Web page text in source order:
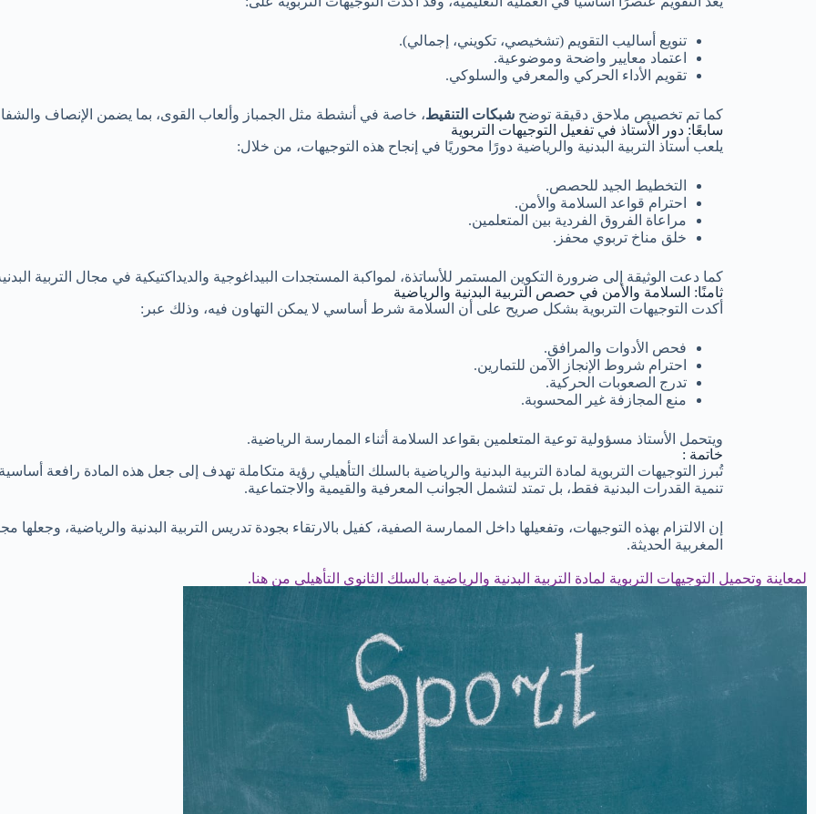
تنويع أساليب التقويم (تشخيصي، تكويني، إجمالي).
اعتماد معايير واضحة وموضوعية.
تقويم الأداء الحركي والمعرفي والسلوكي.
كما تم تخصيص ملاحق دقيقة توضح شبكات التنقيط، خاصة في أنشطة مثل الجمباز وألعاب القوى، بما يضمن الإنصاف
سابعًا: دور الأستاذ في تفعيل التوجيهات التربوية
يلعب أستاذ التربية البدنية والرياضية دورًا محوريًا في إنجاح هذه التوجيهات، من خلال:
التخطيط الجيد للحصص.
احترام قواعد السلامة والأمن.
مراعاة الفروق الفردية بين المتعلمين.
خلق مناخ تربوي محفز.
كما دعت الوثيقة إلى ضرورة التكوين المستمر للأساتذة، لمواكبة المستجدات البيداغوجية والديداكتيكية في مجال التربية
ثامنًا: السلامة والأمن في حصص التربية البدنية والرياضية
أكدت التوجيهات التربوية بشكل صريح على أن السلامة شرط أساسي لا يمكن التهاون فيه، وذلك عبر:
فحص الأدوات والمرافق.
احترام شروط الإنجاز الآمن للتمارين.
تدرج الصعوبات الحركية.
منع المجازفة غير المحسوبة.
ويتحمل الأستاذ مسؤولية توعية المتعلمين بقواعد السلامة أثناء الممارسة الرياضية.
خاتمة :
تُبرز التوجيهات التربوية لمادة التربية البدنية والرياضية بالسلك التأهيلي رؤية متكاملة تهدف إلى جعل هذه المادة رافعة
تنمية القدرات البدنية فقط، بل تمتد لتشمل الجوانب المعرفية والقيمية والاجتماعية.
إن الالتزام بهذه التوجيهات، وتفعيلها داخل الممارسة الصفية، كفيل بالارتقاء بجودة تدريس التربية البدنية والرياضية،
المغربية الحديثة.
لمعاينة وتحميل التوجيهات التربوية لمادة التربية البدنية والرياضية بالسلك الثانوي التأهيلي من هنا.